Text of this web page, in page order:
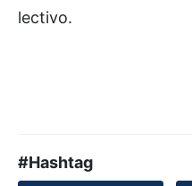
lectivo.
#Hashtag